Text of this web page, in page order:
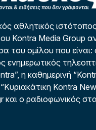
αθλητικός
Kontra Media Group
του ομίλου που είναι:
ενημερωτικός
η καθημερινή
Kontra
και ο ραδιοφωνικός